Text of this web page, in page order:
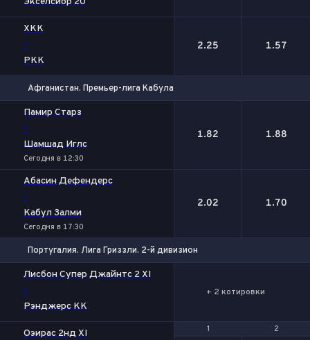
ХКК
-
РКК
2.25 1.57
Афганистан. Премьер-лига Кабула
Памир Старз
-
Шамшад Иглс
Сегодня в 12:30
1.82 1.88
Абасин Дефендерс
-
Кабул Залми
Сегодня в 17:30
2.02 1.70
Португалия. Лига Гриззли. 2-й дивизион
Лисбон Супер Джайнтс 2 XI
-
Рэнджерс КК
+ 2 котировки
1 2
Оэирас 2нд XI 1 2